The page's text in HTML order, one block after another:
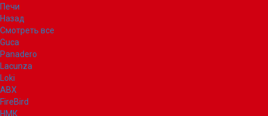
Печи
Назад
Смотреть все
Guca
Panadero
Lacunza
Loki
ABX
FireBird
НМК